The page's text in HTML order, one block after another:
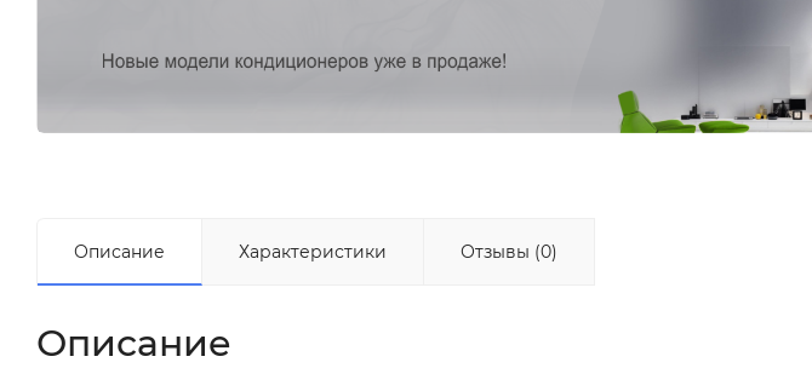
Описание Характеристики Отзывы (0)
Описание